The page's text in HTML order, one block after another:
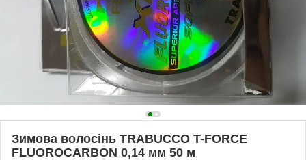
Зимова волосінь TRABUCCO T-FORCE
FLUOROCARBON 0,14 мм 50 м